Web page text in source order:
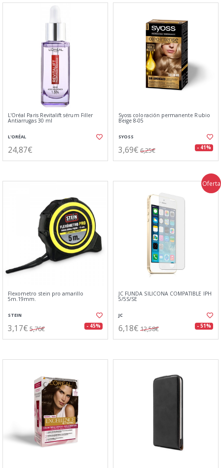
L'Oréal Paris Revitalift sérum Filler
Antiarrugas 30 ml
L'ORÉAL
24,87€
Syoss coloración permanente Rubio
Beige 8-05
SYOSS
3,69€ 6,25€ - 41%
Flexometro stein pro amarillo
5m.19mm.
STEIN
3,17€ 5,76€ - 45%
Oferta
JC FUNDA SILICONA COMPATIBLE IPH
5/5S/SE
JC
6,18€ 12,58€ - 51%